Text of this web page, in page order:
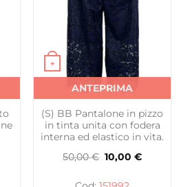
varianti. Le opzioni possono
+
Questo prodotto ha più
ANTEPRIMA
(S) BB Pantalone in pizzo
in tinta unita con fodera
interna ed elastico in vita.
50,00€ Il
prezzo
era:
10,00€Il